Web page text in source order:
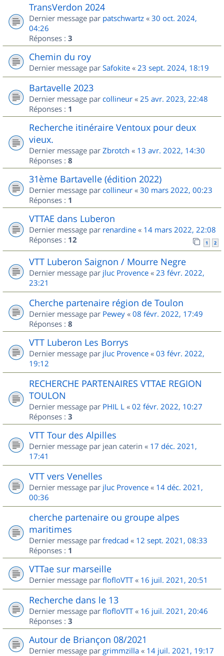
TransVerdon 2024
Dernier message par patschwartz « 30 oct. 2024,
04:26
Réponses : 3
Chemin du roy
Dernier message par Safokite « 23 sept. 2024, 18:19
Bartavelle 2023
Dernier message par collineur « 25 avr. 2023, 22:48
Réponses : 1
Recherche itinéraire Ventoux pour deux
vieux.
Dernier message par Zbrotch « 13 avr. 2022, 14:30
Réponses : 8
31ème Bartavelle (édition 2022)
Dernier message par collineur « 30 mars 2022, 00:23
Réponses : 1
VTTAE dans Luberon
Dernier message par renardine « 14 mars 2022, 22:08
Réponses : 12 1 2
VTT Luberon Saignon / Mourre Negre
Dernier message par jluc Provence « 23 févr. 2022,
23:21
Cherche partenaire région de Toulon
Dernier message par Pewey « 08 févr. 2022, 17:49
Réponses : 8
VTT Luberon Les Borrys
Dernier message par jluc Provence « 03 févr. 2022,
19:12
RECHERCHE PARTENAIRES VTTAE REGION
TOULON
Dernier message par PHIL L « 02 févr. 2022, 10:27
Réponses : 3
VTT Tour des Alpilles
Dernier message par jean caterin « 17 déc. 2021,
17:41
VTT vers Venelles
Dernier message par jluc Provence « 14 déc. 2021,
00:36
cherche partenaire ou groupe alpes
maritimes
Dernier message par fredcad « 12 sept. 2021, 08:33
Réponses : 1
VTTae sur marseille
Dernier message par flofloVTT« 16 juil. 2021, 20:51
Recherche dans le 13
Dernier message par flofloVTT« 16 juil. 2021, 20:46
Réponses : 3
Autour de Briançon 08/2021
Dernier message par grimmzilla « 14 juil. 2021, 19:17